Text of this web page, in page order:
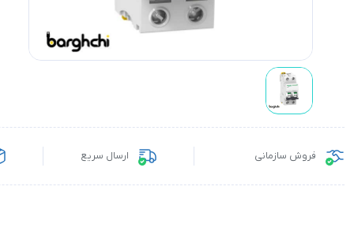
فروش سازمانی ارسال سریع